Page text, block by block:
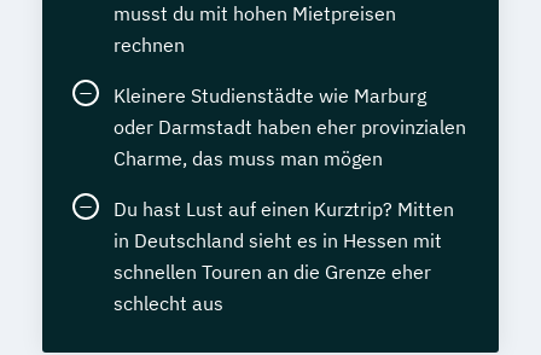
musst du mit hohen Mietpreisen
rechnen
Kleinere Studienstädte wie Marburg
oder Darmstadt haben eher provinzialen
Charme, das muss man mögen
Du hast Lust auf einen Kurztrip? Mitten
in Deutschland sieht es in Hessen mit
schnellen Touren an die Grenze eher
schlecht aus